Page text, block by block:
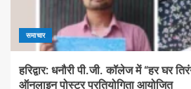
समाचार
हरिद्वार: धनौरी पी.जी. कॉलेज में “हर घर
ऑनलाइन पोस्टर प्रतियोगिता आयोजित